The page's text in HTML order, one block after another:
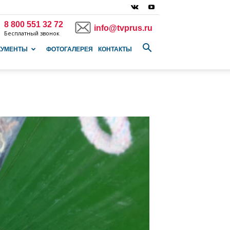
8 800 551 32 72
Бесплатный звонок
info@tvprus.ru
ФОТОГАЛЕРЕЯ КОНТАКТЫ